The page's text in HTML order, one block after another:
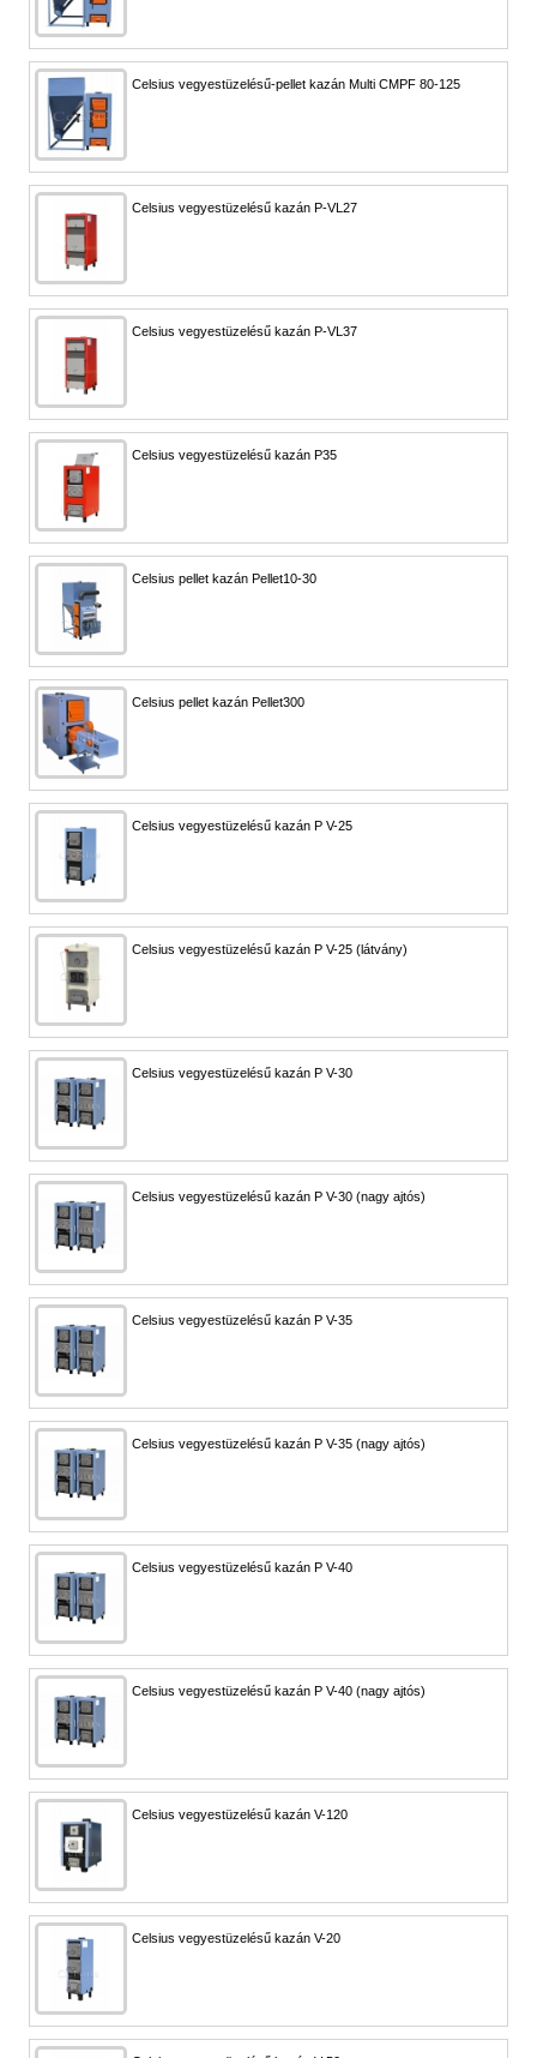
Celsius vegyestüzelésű-pellet kazán Multi CMPF 80-125
Celsius vegyestüzelésű kazán P-VL27
Celsius vegyestüzelésű kazán P-VL37
Celsius vegyestüzelésű kazán P35
Celsius pellet kazán Pellet10-30
Celsius pellet kazán Pellet300
Celsius vegyestüzelésű kazán P V-25
Celsius vegyestüzelésű kazán P V-25 (látvány)
Celsius vegyestüzelésű kazán P V-30
Celsius vegyestüzelésű kazán P V-30 (nagy ajtós)
Celsius vegyestüzelésű kazán P V-35
Celsius vegyestüzelésű kazán P V-35 (nagy ajtós)
Celsius vegyestüzelésű kazán P V-40
Celsius vegyestüzelésű kazán P V-40 (nagy ajtós)
Celsius vegyestüzelésű kazán V-120
Celsius vegyestüzelésű kazán V-20